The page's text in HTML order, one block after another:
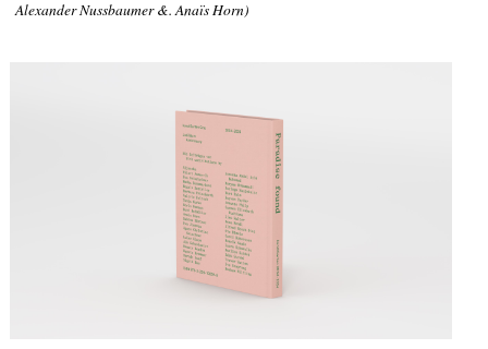
Alexander Nussbaumer &. Anaïs Horn)